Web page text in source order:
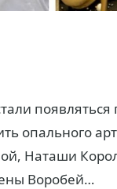
опального
Наташи
Воробей…